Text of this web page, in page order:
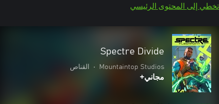
تخطي إلى المحتوى الرئيسي
Spectre Divide
Mountaintop Studios
• القناص
مجاني+